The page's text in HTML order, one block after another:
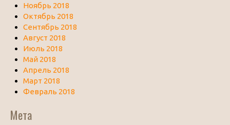
Ноябрь 2018
Октябрь 2018
Сентябрь 2018
Август 2018
Июль 2018
Май 2018
Апрель 2018
Март 2018
Февраль 2018
Мета